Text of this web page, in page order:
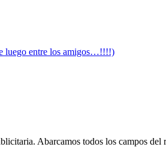
luego entre los amigos…!!!!)
Abarcamos todos los campos